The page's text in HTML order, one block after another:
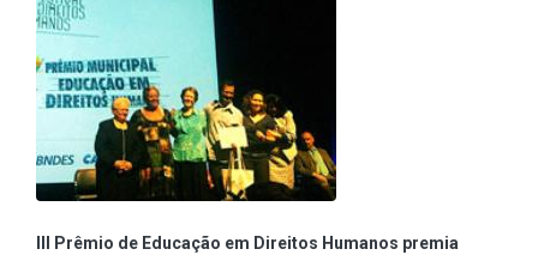
III Prêmio de Educação em Direitos Humanos premia